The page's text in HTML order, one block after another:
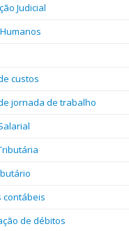
Judicial
custos
jornada de trabalho
contábeis
de débitos